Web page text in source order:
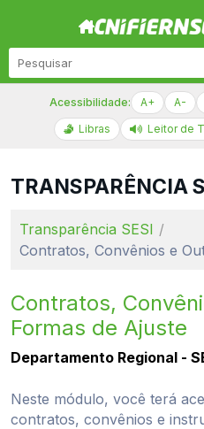
Acessibilidade: A+ A-
Libras
Leitor de
TRANSPARÊNCIA
Transparência SESI
Contratos, Convênios e
Contratos,
Formas de Ajuste
Departamento Regional -
Neste módulo, você terá
contratos, convênios e